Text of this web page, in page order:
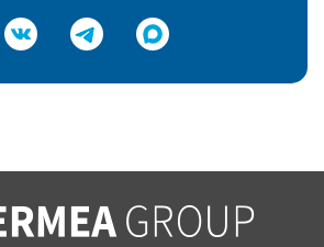
e-mail
с нашей политикой